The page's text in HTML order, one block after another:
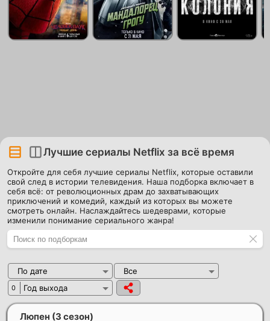
Лучшие сериалы Netflix за всё время
Откройте для себя лучшие сериалы Netflix, которые оставили
свой след в истории телевидения. Наша подборка включает в
себя всё: от революционных драм до захватывающих
приключений и комедий, каждый из которых вы можете
смотреть онлайн. Наслаждайтесь шедеврами, которые
изменили понимание сериального жанра!
По дате Все
0 Год выхода
Люпен (3 сезон)